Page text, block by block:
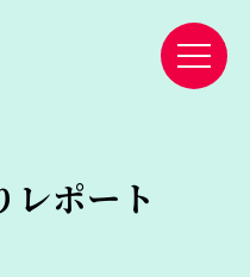
レポート